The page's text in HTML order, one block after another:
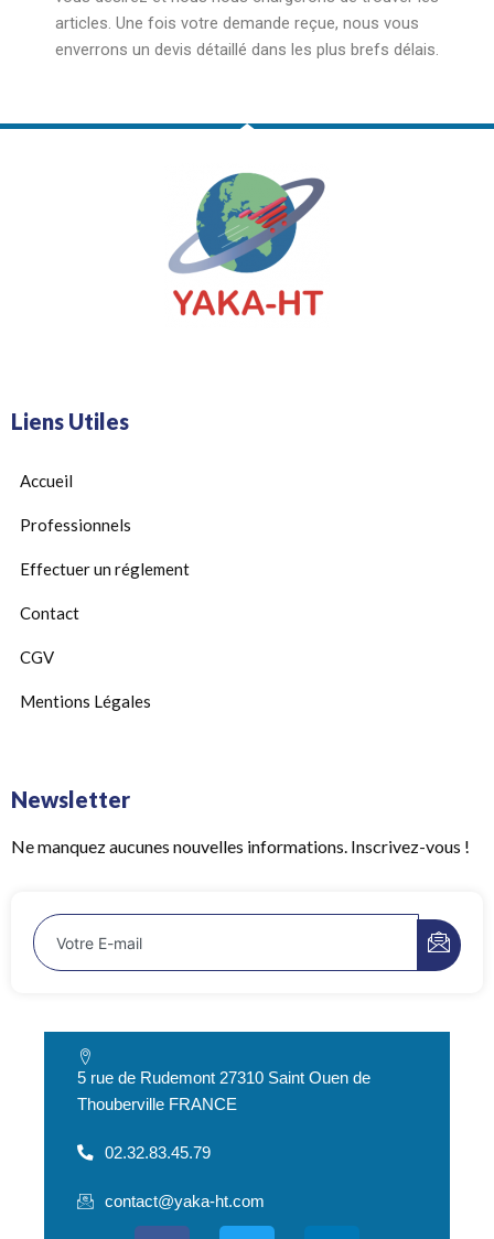
articles. Une fois votre demande reçue, nous vous
enverrons un devis détaillé dans les plus brefs délais.
Liens Utiles
Accueil
Professionnels
Effectuer un réglement
Contact
CGV
Mentions Légales
Newsletter
Ne manquez aucunes nouvelles informations. Inscrivez-vous !
5 rue de Rudemont 27310 Saint Ouen de
Thouberville FRANCE
02.32.83.45.79
contact@yaka-ht.com